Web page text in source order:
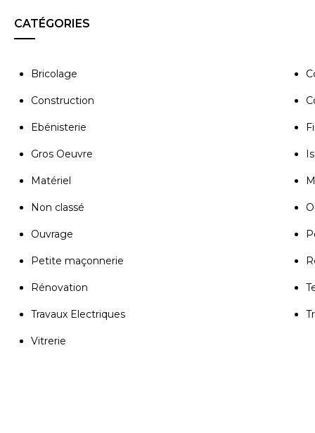
CATÉGORIES
Bricolage
Construction
Ebénisterie
Gros Oeuvre
Matériel
Non classé
Ouvrage
Petite maçonnerie
Rénovation
Travaux Electriques
Vitrerie